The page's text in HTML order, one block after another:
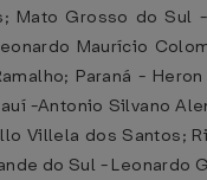
Mato Grosso do Sul
Maurício
Paraná -
-Antonio Silvano
Villela dos Santos;
do Sul - Leonardo